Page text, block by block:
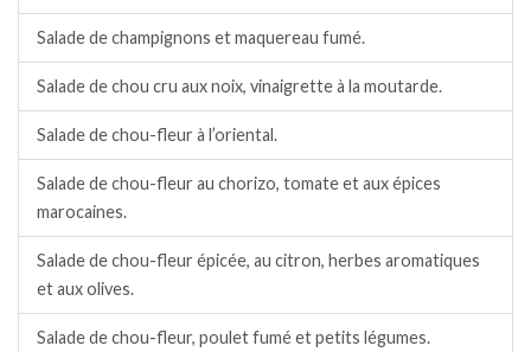
Salade de champignons et maquereau fumé.
Salade de chou cru aux noix, vinaigrette à la moutarde.
Salade de chou-fleur à l’oriental.
Salade de chou-fleur au chorizo, tomate et aux épices
marocaines.
Salade de chou-fleur épicée, au citron, herbes aromatiques
et aux olives.
Salade de chou-fleur, poulet fumé et petits légumes.